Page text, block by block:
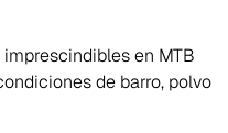
imprescindibles en MTB
de barro, polvo